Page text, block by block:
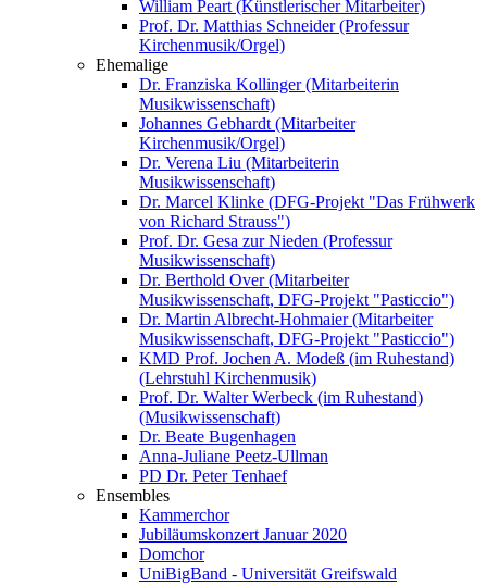
William Peart (Künstlerischer Mitarbeiter)
Prof. Dr. Matthias Schneider (Professur
Kirchenmusik/Orgel)
Ehemalige
Dr. Franziska Kollinger (Mitarbeiterin
Musikwissenschaft)
Johannes Gebhardt (Mitarbeiter
Kirchenmusik/Orgel)
Dr. Verena Liu (Mitarbeiterin
Musikwissenschaft)
Dr. Marcel Klinke (DFG-Projekt "Das Frühwerk
von Richard Strauss")
Prof. Dr. Gesa zur Nieden (Professur
Musikwissenschaft)
Dr. Berthold Over (Mitarbeiter
Musikwissenschaft, DFG-Projekt "Pasticcio")
Dr. Martin Albrecht-Hohmaier (Mitarbeiter
Musikwissenschaft, DFG-Projekt "Pasticcio")
KMD Prof. Jochen A. Modeß (im Ruhestand)
(Lehrstuhl Kirchenmusik)
Prof. Dr. Walter Werbeck (im Ruhestand)
(Musikwissenschaft)
Dr. Beate Bugenhagen
Anna-Juliane Peetz-Ullman
PD Dr. Peter Tenhaef
Ensembles
Kammerchor
Jubiläumskonzert Januar 2020
Domchor
UniBigBand - Universität Greifswald